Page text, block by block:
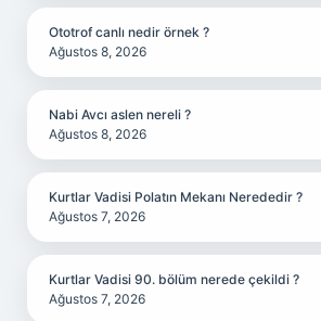
Ototrof canlı nedir örnek ?
Ağustos 8, 2026
Nabi Avcı aslen nereli ?
Ağustos 8, 2026
Kurtlar Vadisi Polatın Mekanı Nerededir ?
Ağustos 7, 2026
Kurtlar Vadisi 90. bölüm nerede çekildi ?
Ağustos 7, 2026